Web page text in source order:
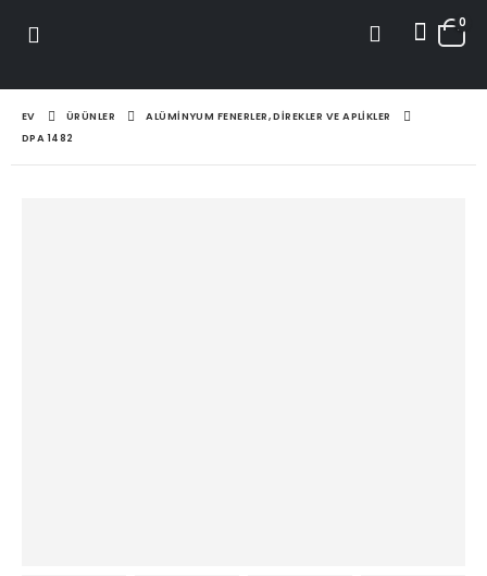
0
EV ÜRÜNLER
ALÜMINYUM FENERLER, DIREKLER VE APLIKLER
DPA 1482